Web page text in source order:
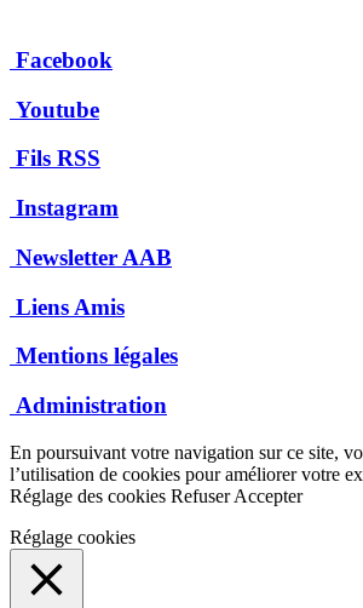
Facebook
Youtube
Fils RSS
Instagram
Newsletter AAB
Liens Amis
Mentions légales
Administration
En poursuivant votre navigation sur ce site,
l’utilisation de cookies pour améliorer votre
Réglage des cookies Refuser Accepter
Réglage cookies